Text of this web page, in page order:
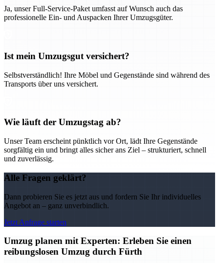
Ja, unser Full-Service-Paket umfasst auf Wunsch auch das
professionelle Ein- und Auspacken Ihrer Umzugsgüter.
Ist mein Umzugsgut versichert?
Selbstverständlich! Ihre Möbel und Gegenstände sind während des
Transports über uns versichert.
Wie läuft der Umzugstag ab?
Unser Team erscheint pünktlich vor Ort, lädt Ihre Gegenstände
sorgfältig ein und bringt alles sicher ans Ziel – strukturiert, schnell
und zuverlässig.
Alle Fragen geklärt?
Dann probieren Sie es jetzt aus und fordern Sie Ihr individuelles
Angebot an – ganz unverbindlich.
Jetzt Anfrage starten
Umzug planen mit Experten: Erleben Sie einen
reibungslosen Umzug durch Fürth